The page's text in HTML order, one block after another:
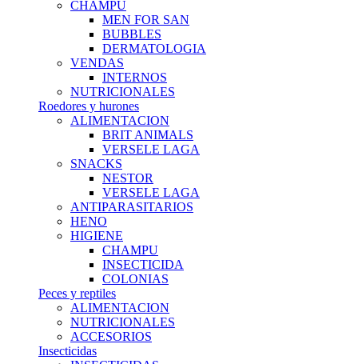
CHAMPU
MEN FOR SAN
BUBBLES
DERMATOLOGIA
VENDAS
INTERNOS
NUTRICIONALES
Roedores y hurones
ALIMENTACION
BRIT ANIMALS
VERSELE LAGA
SNACKS
NESTOR
VERSELE LAGA
ANTIPARASITARIOS
HENO
HIGIENE
CHAMPU
INSECTICIDA
COLONIAS
Peces y reptiles
ALIMENTACION
NUTRICIONALES
ACCESORIOS
Insecticidas